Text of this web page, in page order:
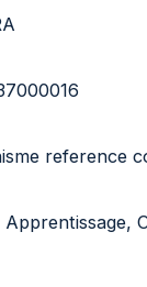
reference
Apprentissage,